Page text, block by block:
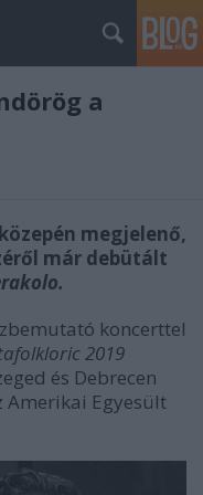
a
megjelenő,
már debütált
koncerttel
2019
és Debrecen
Amerikai Egyesült